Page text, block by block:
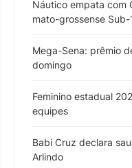
Náutico empata com
mato-grossense Sub-
Mega-Sena: prêmio
domingo
Feminino estadual
equipes
Babi Cruz declara
Arlindo